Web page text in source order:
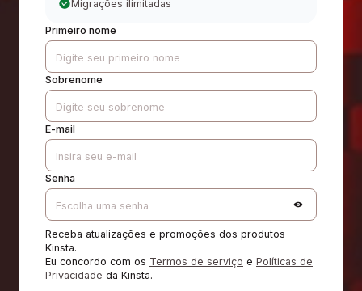
Migrações ilimitadas
Primeiro nome
Sobrenome
E-mail
Senha
Receba atualizações e promoções dos produtos
Kinsta.
Eu concordo com os Termos de serviço e Políticas de
Privacidade da Kinsta.